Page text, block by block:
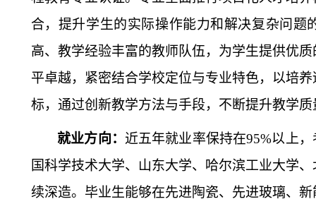
合，提升学生的实际操作能力和解决复杂问题
高、教学经验丰富的教师队伍，为学生提供优
平卓越，紧密结合学校定位与专业特色，以培
标，通过创新教学方法与手段，不断提升教学
就业方向： 近五年就业率保持在95%以上
国科学技术大学、山东大学、哈尔滨工业大学
续深造。毕业生能够在先进陶瓷、先进玻璃、